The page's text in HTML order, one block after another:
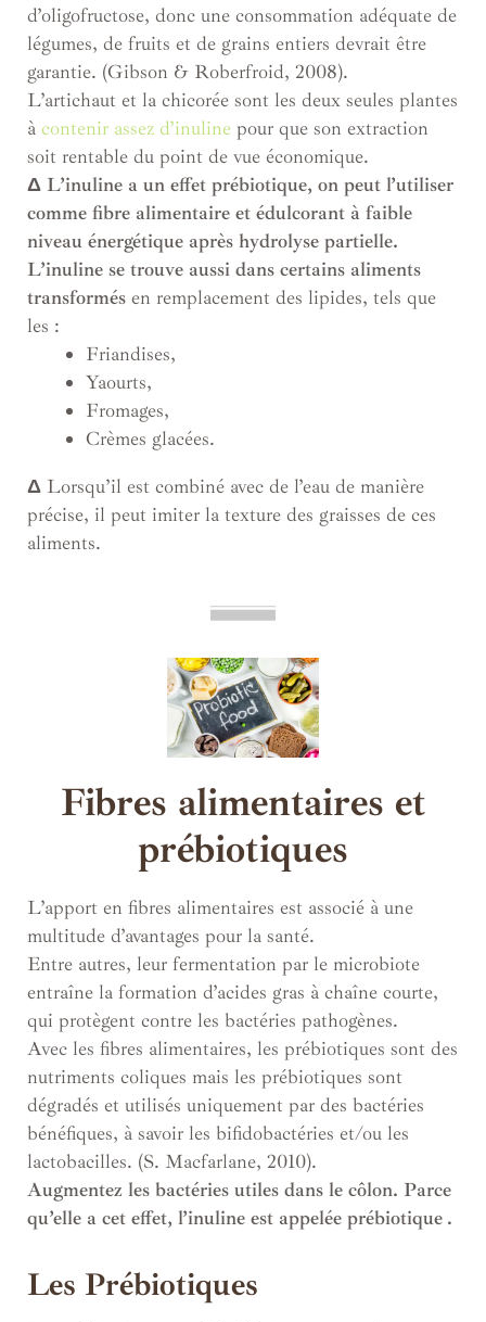
d’oligofructose, donc une consommation adéquate de
légumes, de fruits et de grains entiers devrait être
garantie. (Gibson & Roberfroid, 2008).
L’artichaut et la chicorée sont les deux seules plantes
à contenir assez d’inuline pour que son extraction
soit rentable du point de vue économique.
Δ L’inuline a un effet prébiotique, on peut l’utiliser
comme fibre alimentaire et édulcorant à faible
niveau énergétique après hydrolyse partielle.
L’inuline se trouve aussi dans certains aliments
transformés en remplacement des lipides, tels que
les :
Friandises,
Yaourts,
Fromages,
Crèmes glacées.
Δ Lorsqu’il est combiné avec de l’eau de manière
précise, il peut imiter la texture des graisses de ces
aliments.
Fibres alimentaires et
prébiotiques
L’apport en fibres alimentaires est associé à une
multitude d’avantages pour la santé.
Entre autres, leur fermentation par le microbiote
entraîne la formation d’acides gras à chaîne courte,
qui protègent contre les bactéries pathogènes.
Avec les fibres alimentaires, les prébiotiques sont des
nutriments coliques mais les prébiotiques sont
dégradés et utilisés uniquement par des bactéries
bénéfiques, à savoir les bifidobactéries et/ou les
lactobacilles. (S. Macfarlane, 2010).
Augmentez les bactéries utiles dans le côlon. Parce
qu’elle a cet effet, l’inuline est appelée prébiotique .
Les Prébiotiques